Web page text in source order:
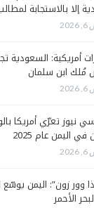
إلا بالاستجابة
أمريكية: السعودية
ابن سلمان
نيوز تعرّي أمريكا
في اليمن عام 2025
وور زون”: اليمن
الأحمر